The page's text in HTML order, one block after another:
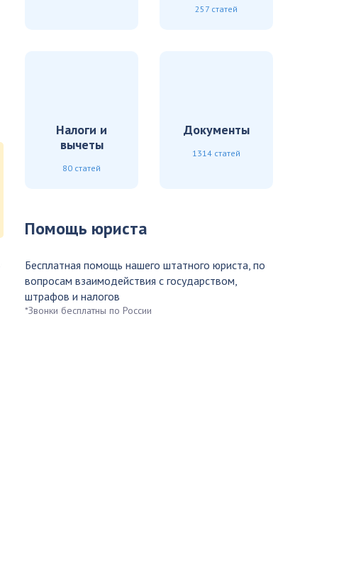
257 статей
Налоги и
вычеты
80 статей
Документы
1314 статей
Помощь юриста
Бесплатная помощь нашего штатного юриста, по
вопросам взаимодействия с государством,
штрафов и налогов
*Звонки бесплатны по России